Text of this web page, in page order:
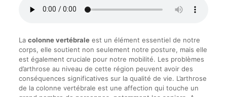
La colonne vertébraleest un élément essentiel de notre
corps, elle soutient non seulement notre posture, mais elle
est également cruciale pour notre mobilité. Les problèmes
d’arthrose au niveau de cette région peuvent avoir des
conséquences significatives sur la qualité de vie. L’arthrose
de la colonne vertébrale est une affection qui touche un